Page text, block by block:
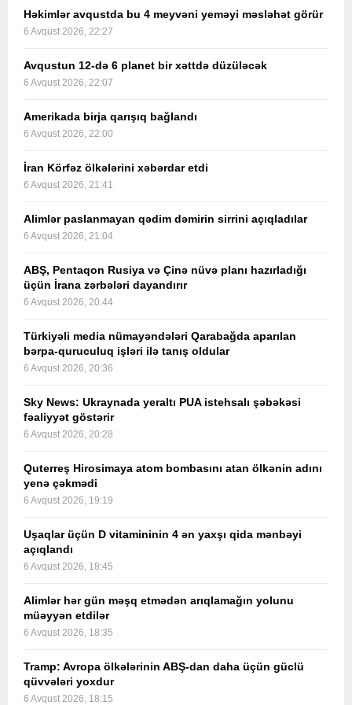
Həkimlər avqustda bu 4 meyvəni yeməyi məsləhət görür
6 Avqust 2026, 22:27
Avqustun 12-də 6 planet bir xəttdə düzüləcək
6 Avqust 2026, 22:07
Amerikada birja qarışıq bağlandı
6 Avqust 2026, 22:00
İran Körfəz ölkələrini xəbərdar etdi
6 Avqust 2026, 21:41
Alimlər paslanmayan qədim dəmirin sirrini açıqladılar
6 Avqust 2026, 21:04
ABŞ, Pentaqon Rusiya və Çinə nüvə planı hazırladığı
üçün İrana zərbələri dayandırır
6 Avqust 2026, 20:44
Türkiyəli media nümayəndələri Qarabağda aparılan
bərpa-quruculuq işləri ilə tanış oldular
6 Avqust 2026, 20:36
Sky News: Ukraynada yeraltı PUA istehsalı şəbəkəsi
fəaliyyət göstərir
6 Avqust 2026, 20:28
Quterreş Hirosimaya atom bombasını atan ölkənin adını
yenə çəkmədi
6 Avqust 2026, 19:19
Uşaqlar üçün D vitamininin 4 ən yaxşı qida mənbəyi
açıqlandı
6 Avqust 2026, 18:45
Alimlər hər gün məşq etmədən arıqlamağın yolunu
müəyyən etdilər
6 Avqust 2026, 18:35
Tramp: Avropa ölkələrinin ABŞ-dan daha üçün güclü
qüvvələri yoxdur
6 Avqust 2026, 18:15